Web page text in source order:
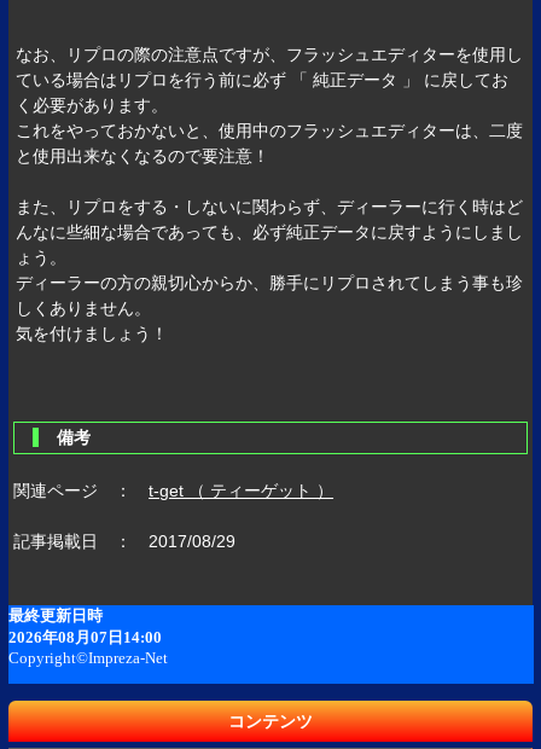
なお、リプロの際の注意点ですが、フラッシュエディターを使用し
ている場合はリプロを行う前に必ず 「 純正データ 」 に戻してお
く必要があります。
これをやっておかないと、使用中のフラッシュエディターは、二度
と使用出来なくなるので要注意！
また、リプロをする・しないに関わらず、ディーラーに行く時はど
んなに些細な場合であっても、必ず純正データに戻すようにしまし
ょう。
ディーラーの方の親切心からか、勝手にリプロされてしまう事も珍
しくありません。
気を付けましょう！
備考
関連ページ ：t-get （ ティーゲット ）
記事掲載日 ： 2017/08/29
コンテンツ